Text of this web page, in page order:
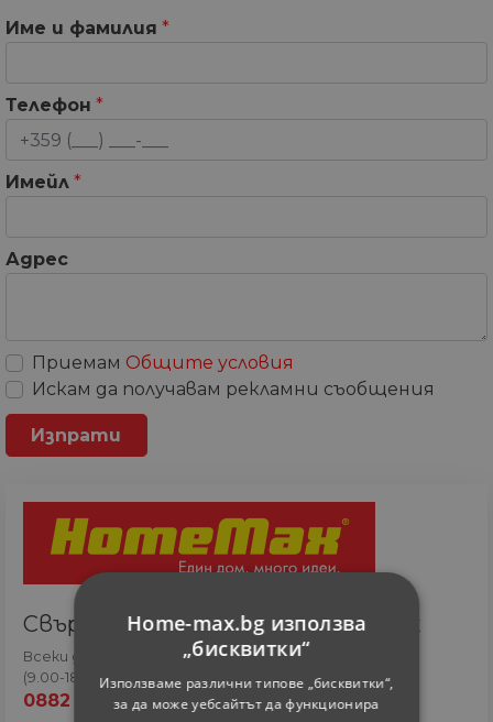
Име и фамилия *
Телефон *
Имейл *
Адрес
Приемам Общите условия
Искам да получавам рекламни съобщения
Свържете се с онлайн сътрудник
Всеки ден
(9.00-18.00 часа)
0882 820 410
Home-max.bg използва
„бисквитки“
Използваме различни типове „бисквитки“,
за да може уебсайтът да функционира